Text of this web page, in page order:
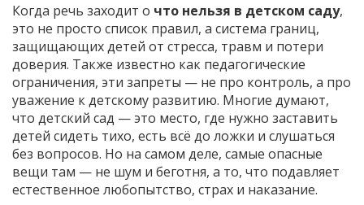
Когда речь заходит о что нельзя в детском саду,
это не просто список правил, а система границ,
защищающих детей от стресса, травм и потери
доверия. Также известно как педагогические
ограничения, эти запреты — не про контроль, а про
уважение к детскому развитию. Многие думают,
что детский сад — это место, где нужно заставить
детей сидеть тихо, есть всё до ложки и слушаться
без вопросов. Но на самом деле, самые опасные
вещи там — не шум и беготня, а то, что подавляет
естественное любопытство, страх и наказание.